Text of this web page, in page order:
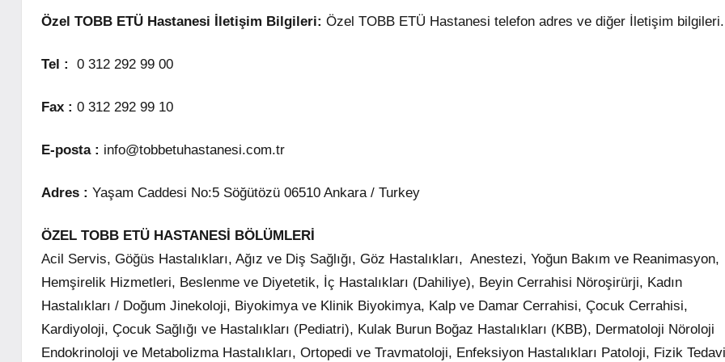
Özel TOBB ETÜ Hastanesi İletişim Bilgileri: Özel TOBB ETÜ Hastanesi telefon adres ve diğer İletişim bilgileri.
Tel : 0 312 292 99 00
Fax : 0 312 292 99 10
E-posta : info@tobbetuhastanesi.com.tr
Adres : Yaşam Caddesi No:5 Söğütözü 06510 Ankara / Turkey
ÖZEL TOBB ETÜ HASTANESİ BÖLÜMLERİ
Acil Servis, Göğüs Hastalıkları, Ağız ve Diş Sağlığı, Göz Hastalıkları, Anestezi, Yoğun Bakım ve Reanimasyon,
Hemşirelik Hizmetleri, Beslenme ve Diyetetik, İç Hastalıkları (Dahiliye), Beyin Cerrahisi Nöroşirürji, Kadın
Hastalıkları / Doğum Jinekoloji, Biyokimya ve Klinik Biyokimya, Kalp ve Damar Cerrahisi, Çocuk Cerrahisi,
Kardiyoloji, Çocuk Sağlığı ve Hastalıkları (Pediatri), Kulak Burun Boğaz Hastalıkları (KBB), Dermatoloji Nöroloji
Endokrinoloji ve Metabolizma Hastalıkları, Ortopedi ve Travmatoloji, Enfeksiyon Hastalıkları Patoloji, Fizik Tedavi